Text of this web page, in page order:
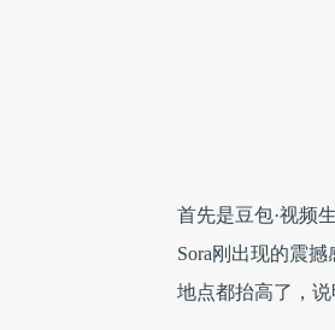
首先是豆包·视频
Sora刚出现的震
地点都抬高了，